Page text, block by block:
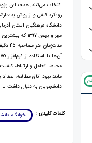
انتخاب می‌کنند. هدف این
رویکرد کیفی و از روش
دانشگاه فرهنگیان استان
مهر و بهمن
مانند نبود اتاق مطالعه،
دانشجویان به دنبال داشت
کلمات کلیدی : خوابگاه